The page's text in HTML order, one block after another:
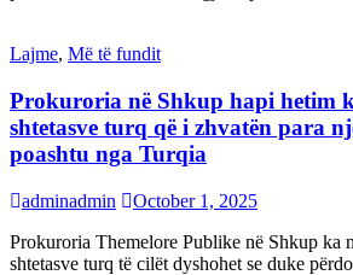
Lajme, Më të fundit
Prokuroria në Shkup hapi hetim
shtetasve turq që i zhvatën para
poashtu nga Turqia
adminadmin
October 1, 2025
Prokuroria Themelore Publike në Shkup ka
shtetasve turq të cilët dyshohet se duke